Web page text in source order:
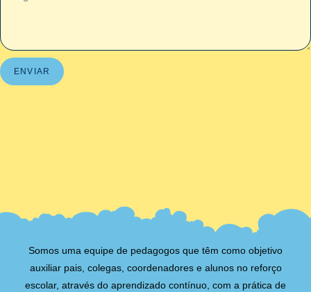
ENVIAR
Somos uma equipe de pedagogos que têm como objetivo
auxiliar pais, colegas, coordenadores e alunos no reforço
escolar, através do aprendizado contínuo, com a prática de